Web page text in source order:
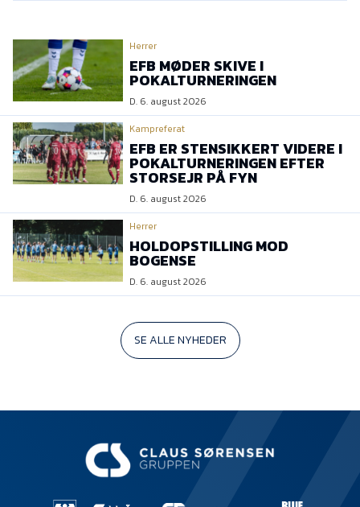
Herrer
EFB MØDER SKIVE I
POKALTURNERINGEN
D. 6. august 2026
Kampreferat
EFB ER STENSIKKERT VIDERE I
POKALTURNERINGEN EFTER
STORSEJR PÅ FYN
D. 6. august 2026
Herrer
HOLDOPSTILLING MOD
BOGENSE
D. 6. august 2026
SE ALLE NYHEDER